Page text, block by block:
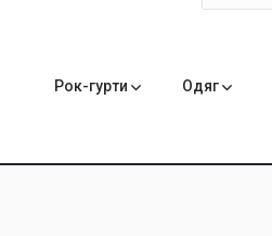
Рок-гурти Одяг